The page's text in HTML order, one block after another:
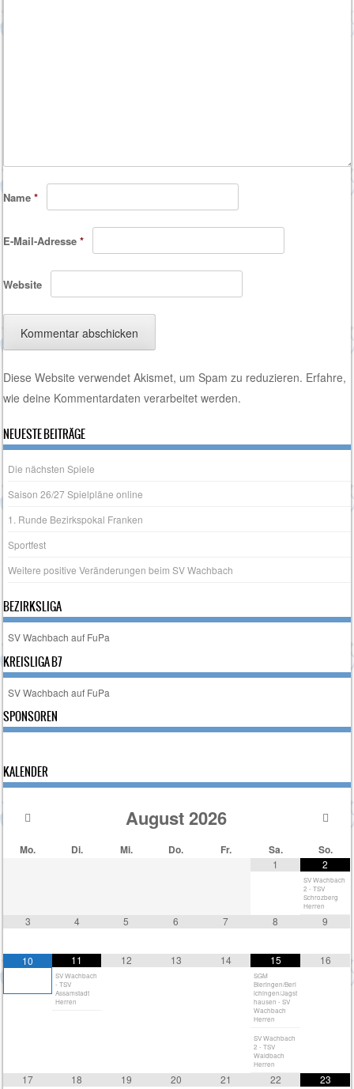
Name*
E-Mail-Adresse*
Website
Diese Website verwendet Akismet, um Spam zu reduzieren. Erfahre,
wie deine Kommentardaten verarbeitet werden.
NEUESTE BEITRÄGE
Die nächsten Spiele
Saison 26/27 Spielpläne online
1. Runde Bezirkspokal Franken
Sportfest
Weitere positive Veränderungen beim SV Wachbach
BEZIRKSLIGA
SV Wachbach auf FuPa
KREISLIGA B7
SV Wachbach auf FuPa
SPONSOREN
KALENDER
August 2026
Mo. Di. Mi. Do. Fr. Sa. So.
1 2
SV Wachbach
2 - TSV
Schrozberg
Herren
3 4 5 6 7 8 9
10 11
SV Wachbach
- TSV
Assamstadt
Herren
12 13 14 15
SGM
Bieringen/Berl
ichingen/Jagst
hausen - SV
Wachbach
Herren
SV Wachbach
2 - TSV
Waldbach
Herren
16
17 18 19 20 21 22 23